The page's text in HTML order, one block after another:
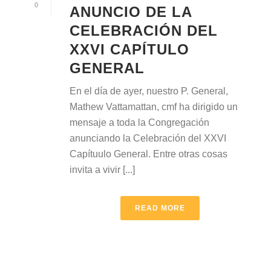
0
ANUNCIO DE LA
CELEBRACIÓN DEL
XXVI CAPÍTULO
GENERAL
En el día de ayer, nuestro P. General,
Mathew Vattamattan, cmf ha dirigido un
mensaje a toda la Congregación
anunciando la Celebración del XXVI
Capítuulo General. Entre otras cosas
invita a vivir [...]
READ MORE